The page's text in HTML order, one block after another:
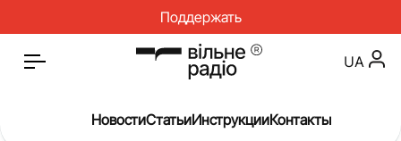
Поддержать
UA
НовостиСтатьиИнструкцииКонтакты